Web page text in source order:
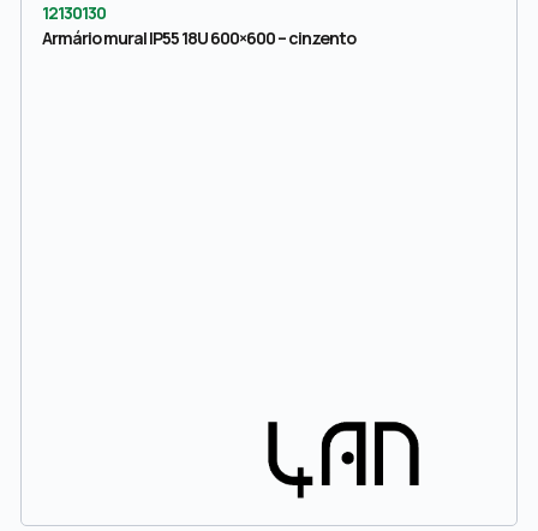
12130130
Armário mural IP55 18U 600×600 – cinzento